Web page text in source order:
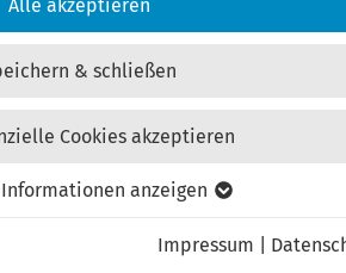
Alle akzeptieren
& schließen
Cookies akzeptieren
anzeigen
Impressum
Inhalt laden
um Ihnen zusätzliche